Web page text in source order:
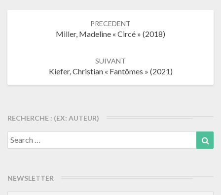
PRECEDENT
Miller, Madeline « Circé » (2018)
SUIVANT
Kiefer, Christian « Fantômes » (2021)
RECHERCHE : (EX: AUTEUR)
Search
for:
NEWSLETTER